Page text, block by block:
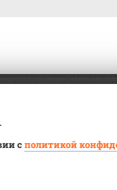
сполитикой